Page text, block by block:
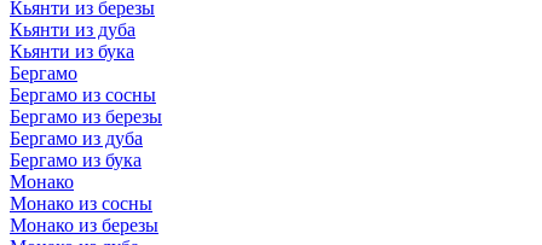
Кьянти из березы
Кьянти из дуба
Кьянти из бука
Бергамо
Бергамо из сосны
Бергамо из березы
Бергамо из дуба
Бергамо из бука
Монако
Монако из сосны
Монако из березы